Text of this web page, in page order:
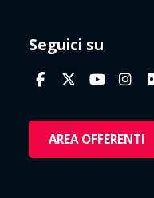
Seguici su
AREA OFFERENTI